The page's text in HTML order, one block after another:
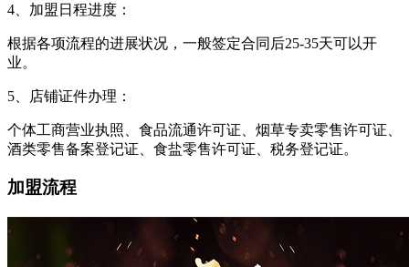
4、加盟日程进度：
根据各项流程的进展状况，一般签定合同后25-35天可以开
业。
5、店铺证件办理：
个体工商营业执照、食品流通许可证、烟草专卖零售许可证、
酒类零售备案登记证、食盐零售许可证、税务登记证。
加盟流程